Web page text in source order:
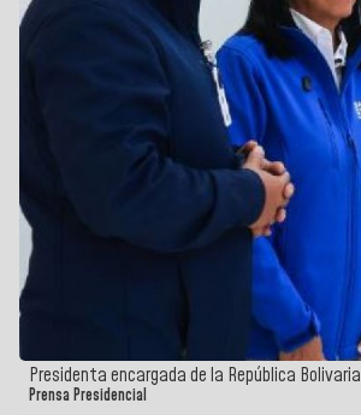
Presidenta encargada de la República
Prensa Presidencial